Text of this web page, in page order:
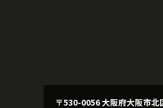
〒530-0056 大阪府大阪市北